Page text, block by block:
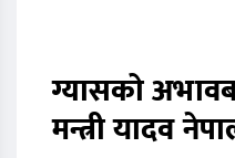
ग्यासको
मन्त्री यादव